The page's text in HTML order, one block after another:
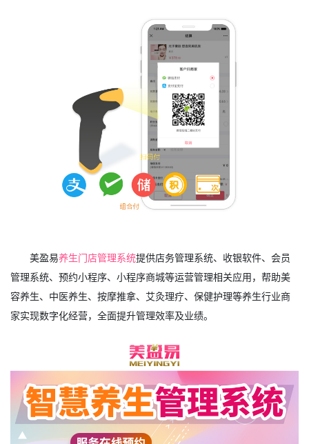
美盈易养生门店管理系统提供店务管理系统、收银软件、会员
管理系统、预约小程序、小程序商城等运营管理相关应用，帮助美
容养生、中医养生、按摩推拿、艾灸理疗、保健护理等养生行业商
家实现数字化经营，全面提升管理效率及业绩。